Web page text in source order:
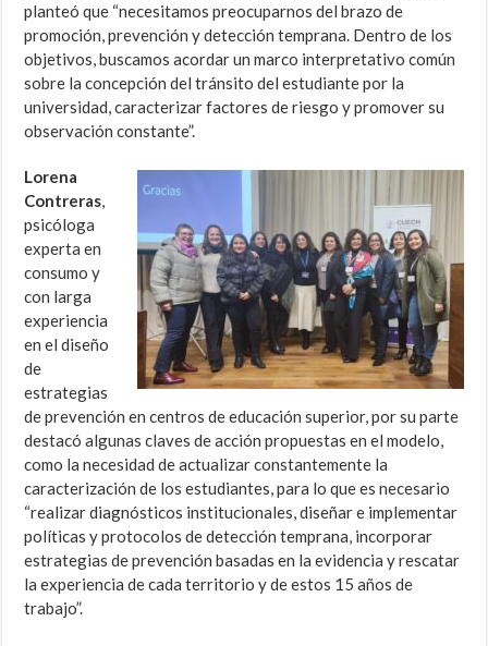
planteó que “necesitamos preocuparnos del brazo de
promoción, prevención y detección temprana. Dentro de los
objetivos, buscamos acordar un marco interpretativo común
sobre la concepción del tránsito del estudiante por la
universidad, caracterizar factores de riesgo y promover su
observación constante”.
Lorena
Contreras,
psicóloga
experta en
consumo y
con larga
experiencia
en el diseño
de
estrategias
de prevención en centros de educación superior, por su parte
destacó algunas claves de acción propuestas en el modelo,
como la necesidad de actualizar constantemente la
caracterización de los estudiantes, para lo que es necesario
“realizar diagnósticos institucionales, diseñar e implementar
políticas y protocolos de detección temprana, incorporar
estrategias de prevención basadas en la evidencia y rescatar
la experiencia de cada territorio y de estos 15 años de
trabajo”.